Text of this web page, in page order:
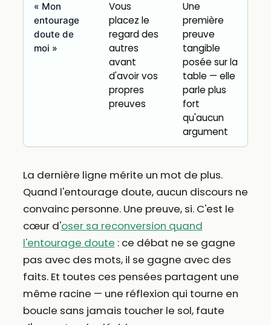
« Mon
entourage
doute de
moi »
Vous
placez le
regard des
autres
avant
d'avoir vos
propres
preuves
Une
première
preuve
tangible
posée sur la
table — elle
parle plus
fort
qu'aucun
argument
La dernière ligne mérite un mot de plus.
Quand l'entourage doute, aucun discours ne
convainc personne. Une preuve, si. C'est le
cœur d'oser sa reconversion quand
l'entourage doute : ce débat ne se gagne
pas avec des mots, il se gagne avec des
faits. Et toutes ces pensées partagent une
même racine — une réflexion qui tourne en
boucle sans jamais toucher le sol, faute